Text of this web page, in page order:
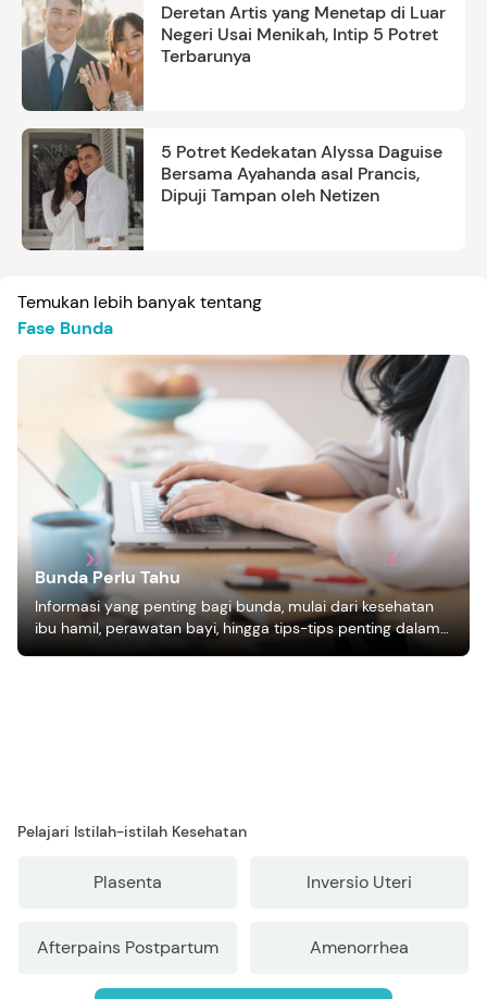
Deretan Artis yang Menetap di Luar
Negeri Usai Menikah, Intip 5 Potret
Terbarunya
5 Potret Kedekatan Alyssa Daguise
Bersama Ayahanda asal Prancis,
Dipuji Tampan oleh Netizen
Temukan lebih banyak tentang
Fase Bunda
Bunda Perlu Tahu
Informasi yang penting bagi bunda, mulai dari kesehatan
ibu hamil, perawatan bayi, hingga tips-tips penting dalam
mengasuh anak
Pelajari Istilah-istilah Kesehatan
Plasenta Inversio Uteri
Afterpains Postpartum Amenorrhea